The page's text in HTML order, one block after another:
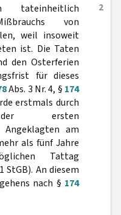
2
tateinheitlich
von
weil insoweit
ist. Die Taten
den Osterferien
für dieses
Abs. 3 Nr. 4, § 174
erstmals durch
ersten
Angeklagten am
als fünf Jahre
Tattag
StGB). An diesem
nach § 174